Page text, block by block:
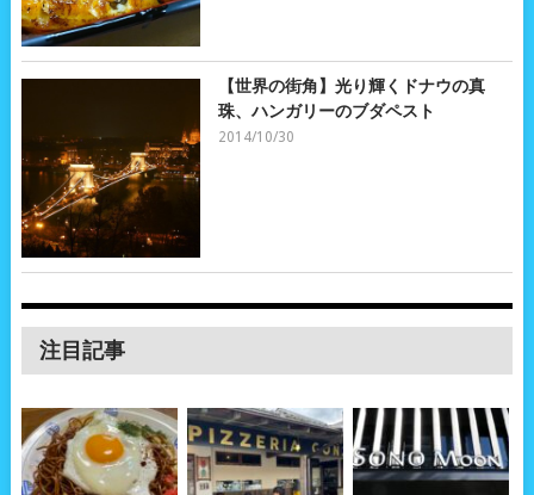
【世界の街角】光り輝くドナウの真
珠、ハンガリーのブダペスト
2014/10/30
注目記事